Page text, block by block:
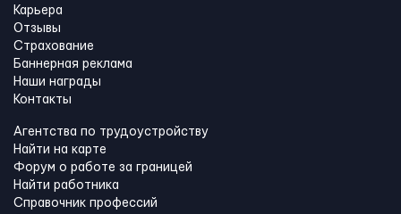
Карьера
Отзывы
Страхование
Баннерная реклама
Наши награды
Контакты
Агентства по трудоустройству
Найти на карте
Форум о работе за границей
Найти работника
Справочник профессий